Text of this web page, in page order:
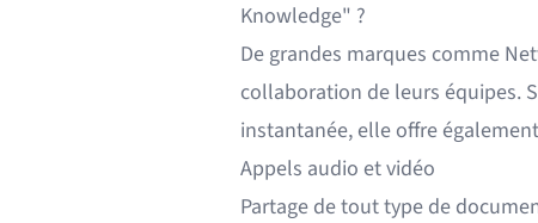
Knowledge" ?
De grandes marques comme
collaboration de leurs équipes.
instantanée,elle offre
Appels audio et vidéo
Partage de tout type de